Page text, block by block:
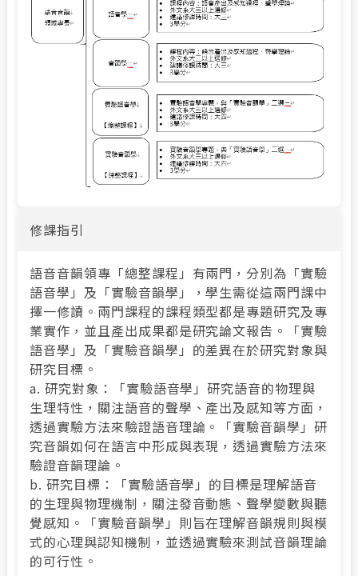
修課指引
語音音韻領專「總整課程」有兩門，分別為「實驗
語音學」及「實驗音韻學」，學生需從這兩門課中
擇一修讀。兩門課程的課程類型都是專題研究及專
業實作，並且產出成果都是研究論文報告。「實驗
語音學」及「實驗音韻學」的差異在於研究對象與
研究目標。
a. 研究對象：「實驗語音學」研究語音的物理與
生理特性，關注語音的聲學、產出及感知等方面，
透過實驗方法來驗證語音理論。「實驗音韻學」研
究音韻如何在語言中形成與表現，透過實驗方法來
驗證音韻理論。
b. 研究目標：「實驗語音學」的目標是理解語音
的生理與物理機制，關注發音動態、聲學變數與聽
覺感知。「實驗音韻學」則旨在理解音韻規則與模
式的心理與認知機制，並透過實驗來測試音韻理論
的可行性。